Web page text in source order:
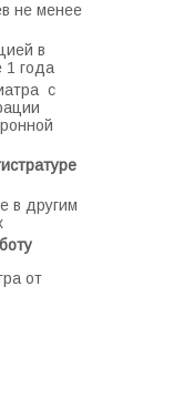
не менее
в
1 года
с
в другим
от